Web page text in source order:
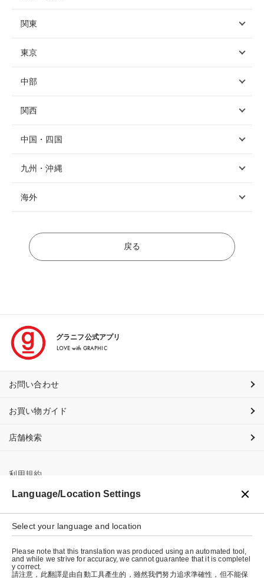
関東
東京
中部
関西
中国・四国
九州・沖縄
海外
戻る
グラニフ公式アプリ
LOVE with GRAPHIC
お問い合わせ
お買い物ガイド
店舗検索
利用規約
プライバシーポリシー
特定商取引法に基づく表示
会社概要
Language/Location Settings
Select your language and location
Please note that this translation was produced using an automated tool,
and while we strive for accuracy, we cannot guarantee that it is completel
y correct.
請注意，此翻譯是由自動工具產生的，雖然我們努力追求準確性，但不能保